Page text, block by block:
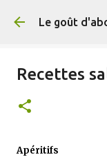
Le goût
Recettes
Apéritifs